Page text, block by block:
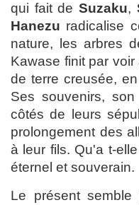
qui fait de Suzaku,
Hanezu radicalise
nature, les arbres
Kawase finit par voir
de terre creusée,
Ses souvenirs,
côtés de leurs
prolongement des
à leur fils. Qu'a t-
éternel et souverain.
Le présent